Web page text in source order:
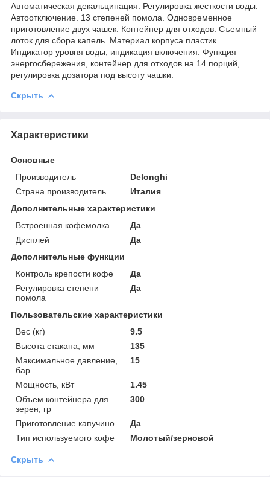
Автоматическая декальцинация. Регулировка жесткости воды.
Автоотключение. 13 степеней помола. Одновременное
приготовление двух чашек. Контейнер для отходов. Съемный
лоток для сбора капель. Материал корпуса пластик.
Индикатор уровня воды, индикация включения. Функция
энергосбережения, контейнер для отходов на 14 порций,
регулировка дозатора под высоту чашки.
Скрыть
Характеристики
Основные
Производитель
Delonghi
Страна производитель
Италия
Дополнительные характеристики
Встроенная кофемолка
Да
Дисплей
Да
Дополнительные функции
Контроль крепости кофе
Да
Регулировка степени
помола
Да
Пользовательские характеристики
Вес (кг)
9.5
Высота стакана, мм
135
Максимальное давление,
бар
15
Мощность, кВт
1.45
Объем контейнера для
зерен, гр
300
Приготовление капучино
Да
Тип используемого кофе
Молотый/зерновой
Скрыть